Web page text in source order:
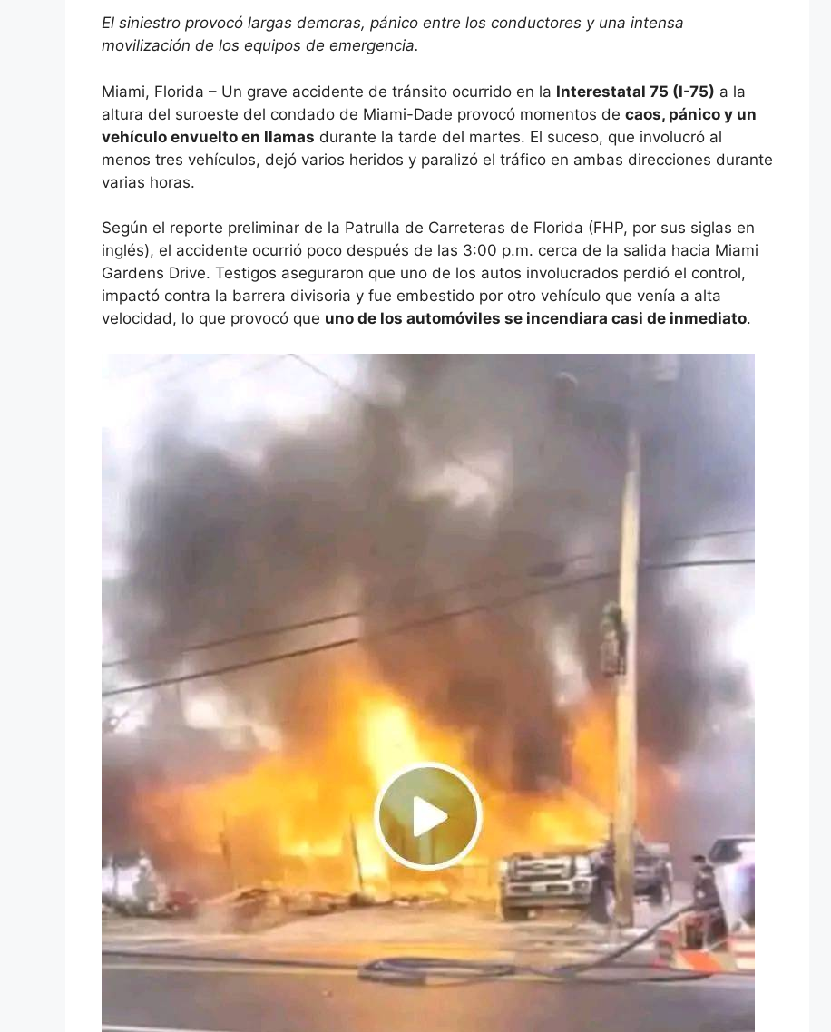
El siniestro provocó largas demoras, pánico entre los conductores y una intensa
movilización de los equipos de emergencia.
Miami, Florida – Un grave accidente de tránsito ocurrido en la Interestatal 75 (I-75) a la
altura del suroeste del condado de Miami-Dade provocó momentos de caos, pánico y un
vehículo envuelto en llamas durante la tarde del martes. El suceso, que involucró al
menos tres vehículos, dejó varios heridos y paralizó el tráfico en ambas direcciones durante
varias horas.
Según el reporte preliminar de la Patrulla de Carreteras de Florida (FHP, por sus siglas en
inglés), el accidente ocurrió poco después de las 3:00 p.m. cerca de la salida hacia Miami
Gardens Drive. Testigos aseguraron que uno de los autos involucrados perdió el control,
impactó contra la barrera divisoria y fue embestido por otro vehículo que venía a alta
velocidad, lo que provocó que uno de los automóviles se incendiara casi de inmediato.